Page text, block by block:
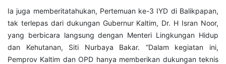
Ia juga memberitatahukan, Pertemuan ke-3 IYD di Balikpapan,
tak terlepas dari dukungan Gubernur Kaltim, Dr. H Isran Noor,
yang berbicara langsung dengan Menteri Lingkungan Hidup
dan Kehutanan, Siti Nurbaya Bakar. “Dalam kegiatan ini,
Pemprov Kaltim dan OPD hanya memberikan dukungan teknis